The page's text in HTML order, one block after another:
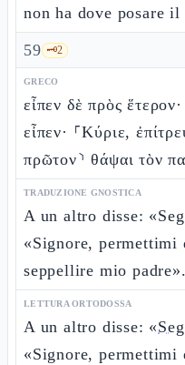
non ha dove posare il
59 🗝️2
GRECO
εἶπεν δὲ πρὸς
εἶπεν· ⸀Κύριε,
πρῶτον⸃ θάψαι τὸν
TRADUZIONE GNOSTICA
A un altro disse:
«Signore, permettimi
seppellire mio padre».
LETTURA ORTODOSSA
A un altro disse: «
«Signore, permettimi